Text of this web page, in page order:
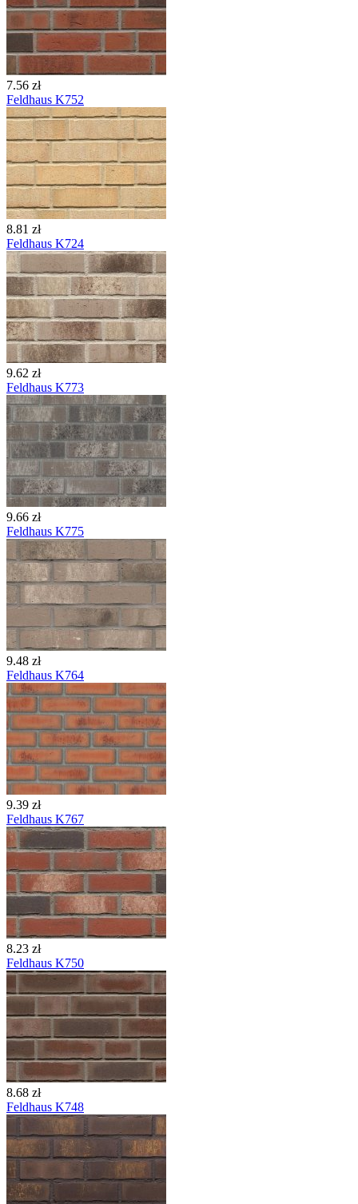
7.56 zł
Feldhaus K752
8.81 zł
Feldhaus K724
9.62 zł
Feldhaus K773
9.66 zł
Feldhaus K775
9.48 zł
Feldhaus K764
9.39 zł
Feldhaus K767
8.23 zł
Feldhaus K750
8.68 zł
Feldhaus K748